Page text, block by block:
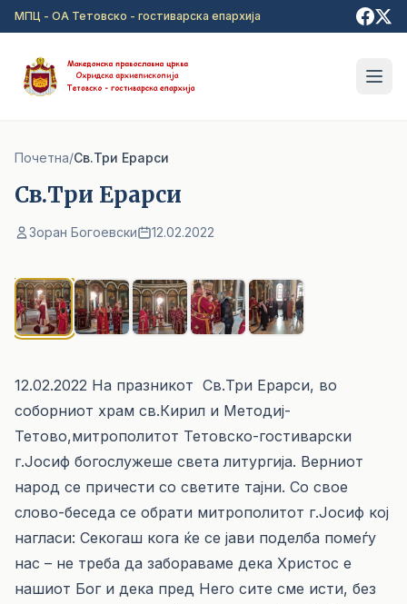
Прејди на главна содржина
МПЦ - ОА Тетовско - гостиварска епархија
Почетна/Св.Три Ерарси
Св.Три Ерарси
Зоран Богоевски 12.02.2022
12.02.2022 На празникот Св.Три Ерарси, во
соборниот храм св.Кирил и Методиј-
Тетово,митрополитот Тетовско-гостиварски
г.Јосиф богослужеше света литургија. Верниот
народ се причести со светите тајни. Со свое
слово-беседа се обрати митрополитот г.Јосиф кој
нагласи: Секогаш кога ќе се јави поделба помеѓу
нас – не треба да забораваме дека Христос е
нашиот Бог и дека пред Него сите сме исти, без